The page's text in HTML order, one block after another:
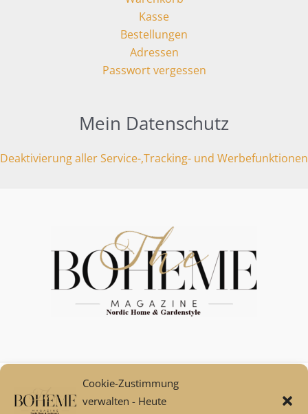
Cookie-Zustimmung
verwalten - Heute
Kasse
Bestellungen
Adressen
Passwort vergessen
Mein Datenschutz
Deaktivierung aller Service-,Tracking- und Werbefunktionen
Mein Konto
Zahlungsarten